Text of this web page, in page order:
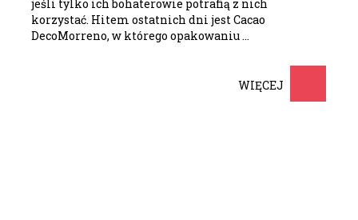
jeśli tylko ich bohaterowie potrafią z nich
korzystać. Hitem ostatnich dni jest Cacao
DecoMorreno, w którego opakowaniu …
WIĘCEJ